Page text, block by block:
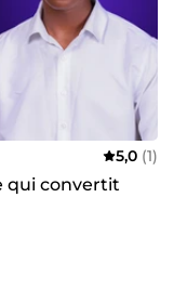
5,0 (1)
qui convertit